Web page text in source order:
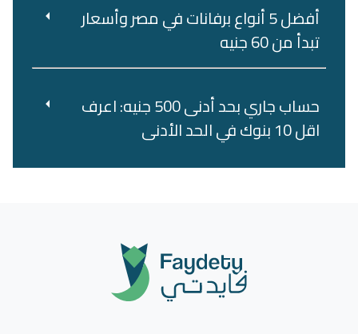
أفضل 5 أنواع برفانات في مصر وأسعار
تبدأ من 60 جنيه
حساب جاري بحد أدنى 500 جنيه: اعرف
اقل 10 بنوك في الحد الأدنى